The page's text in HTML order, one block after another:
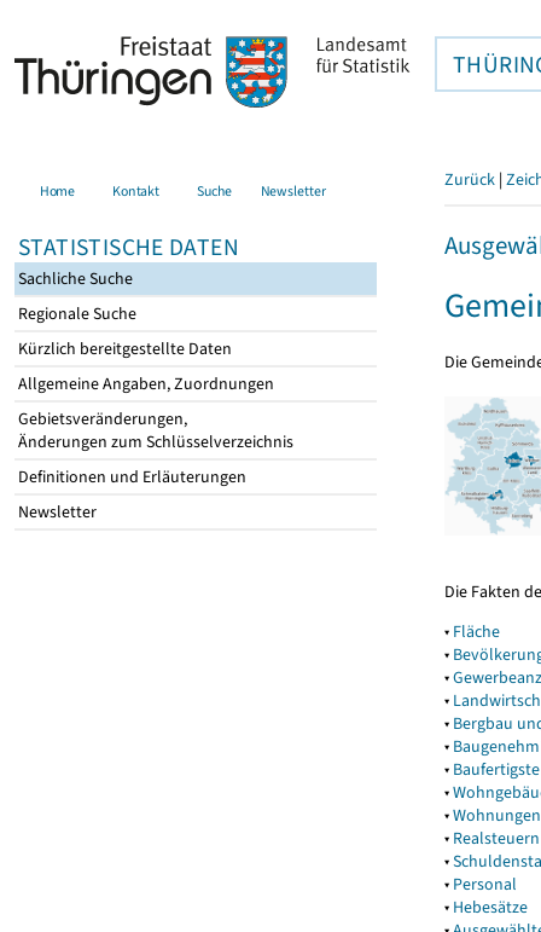
Home Kontakt Suche Newsletter
STATISTISCHE DATEN
Sachliche Suche
Regionale Suche
Kürzlich bereitgestellte Daten
Allgemeine Angaben, Zuordnungen
Gebietsveränderungen,
Änderungen zum Schlüsselverzeichnis
Definitionen und Erläuterungen
Newsletter
Zurück |
Die
Die Fakten
▾ Fläche
▾
▾
▾
▾ Bergbau
▾
▾
▾
▾Wohnungen
▾ Realsteuern
▾
▾ Personal
▾ Hebesätze